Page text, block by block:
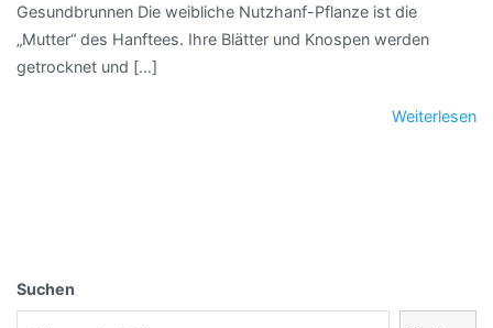
Gesundbrunnen Die weibliche Nutzhanf-Pflanze ist die
„Mutter“ des Hanftees. Ihre Blätter und Knospen werden
getrocknet und […]
Weiterlesen
Suchen